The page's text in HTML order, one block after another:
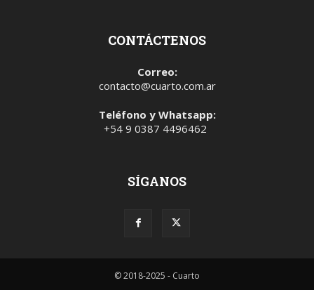
CONTÁCTENOS
Correo:
contacto@cuarto.com.ar
Teléfono y Whatsapp:
+54 9 0387 4496462
SÍGANOS
© 2018-2025 - Cuarto